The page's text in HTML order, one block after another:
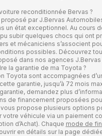
reconditionnée Bervas ?
par J.Bervas
un état exceptionnel. Au cours
subir quelques chocs qui ont
et mécaniciens s’associent
possibles. Découvrez
dans nos agences
la garantie de ma Toyota ?
Toyota sont accompagnées
garantie, jusqu’à 72 mois
demandez plus
de financement proposées pour
propose plusieurs options
véhicule via un paiement
d’Achat). Chaque mode de
en détails sur la page